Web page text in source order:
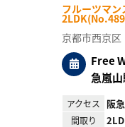
フルーツマ
京都市西京区
Free
急嵐
アクセス 阪
間取り